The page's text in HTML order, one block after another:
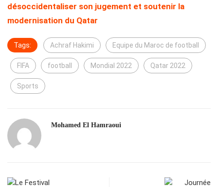
désoccidentaliser son jugement et soutenir la
modernisation du Qatar
Tags: Achraf Hakimi Equipe du Maroc de football
FIFA football Mondial 2022 Qatar 2022
Sports
Mohamed El Hamraoui